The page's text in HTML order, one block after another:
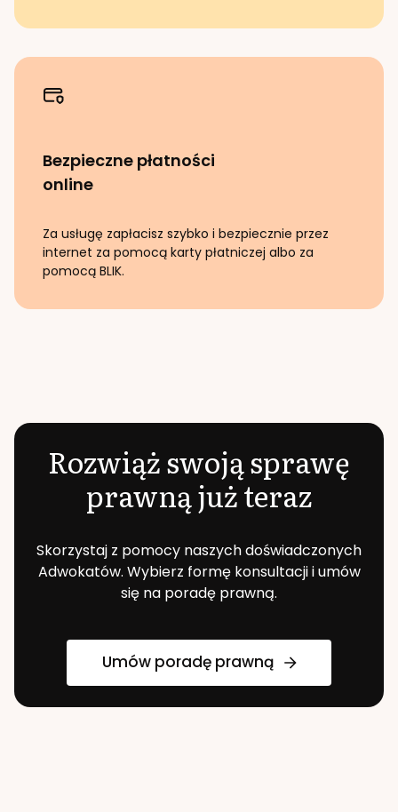
Bezpieczne płatności
online
Za usługę zapłacisz szybko i bezpiecznie przez
internet za pomocą karty płatniczej albo za
pomocą BLIK.
Rozwiąż swoją sprawę
prawną już teraz
Skorzystaj z pomocy naszych doświadczonych
Adwokatów. Wybierz formę konsultacji i umów
się na poradę prawną.
Umów poradę prawną